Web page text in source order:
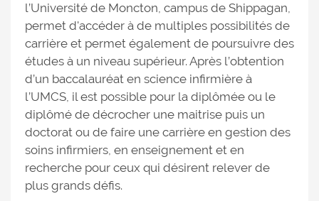
l’Université de Moncton, campus de Shippagan,
permet d'accéder à de multiples possibilités de
carrière et permet également de poursuivre des
études à un niveau supérieur. Après l’obtention
d’un baccalauréat en science infirmière à
l’UMCS, il est possible pour la diplômée ou le
diplômé de décrocher une maitrise puis un
doctorat ou de faire une carrière en gestion des
soins infirmiers, en enseignement et en
recherche pour ceux qui désirent relever de
plus grands défis.